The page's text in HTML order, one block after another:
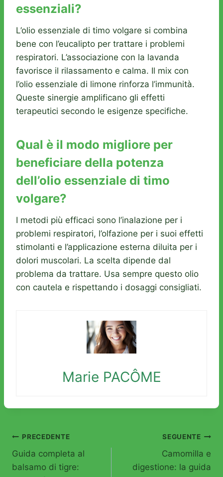
essenziali?
L’olio essenziale di timo volgare si combina
bene con l’eucalipto per trattare i problemi
respiratori. L’associazione con la lavanda
favorisce il rilassamento e calma. Il mix con
l’olio essenziale di limone rinforza l’immunità.
Queste sinergie amplificano gli effetti
terapeutici secondo le esigenze specifiche.
Qual è il modo migliore per
beneficiare della potenza
dell’olio essenziale di timo
volgare?
I metodi più efficaci sono l’inalazione per i
problemi respiratori, l’olfazione per i suoi effetti
stimolanti e l’applicazione esterna diluita per i
dolori muscolari. La scelta dipende dal
problema da trattare. Usa sempre questo olio
con cautela e rispettando i dosaggi consigliati.
Marie PACÔME
Navigazione
articoli
PRECEDENTE
Guida completa al
balsamo di tigre:
SEGUENTE
Camomilla e
digestione: la guida